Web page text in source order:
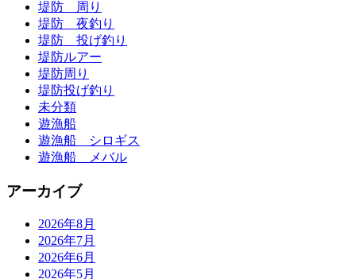
堤防 周り
堤防 夜釣り
堤防 投げ釣り
堤防ルアー
堤防周り
堤防投げ釣り
未分類
遊漁船
遊漁船 シロギス
遊漁船 メバル
アーカイブ
2026年8月
2026年7月
2026年6月
2026年5月